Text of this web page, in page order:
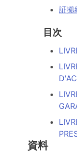
証拠
目次
資料